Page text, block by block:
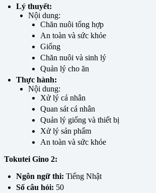
Lý thuyết:
Nội dung:
Chăn nuôi tổng hợp
An toàn và sức khỏe
Giống
Chăn nuôi và sinh lý
Quản lý cho ăn
Thực hành:
Nội dung:
Xử lý cá nhân
Quan sát cá nhân
Quản lý giống và thiết bị
Xử lý sản phẩm
An toàn và sức khỏe
Tokutei Gino 2:
Ngôn ngữ thi: Tiếng Nhật
Số câu hỏi: 50